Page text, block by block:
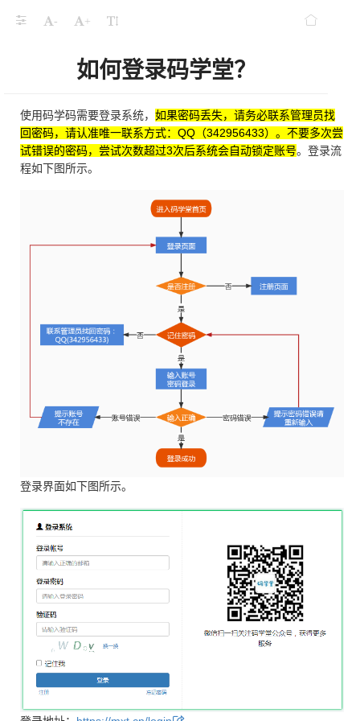
- +
如何登录码学堂？
使用码学码需要登录系统， 如果密码丢失，请务必联系管理员找
回密码，请认准唯一联系方式：QQ（342956433）。不要多次尝
试错误的密码，尝试次数超过3次后系统会自动锁定账号。登录流
程如下图所示。
登录界面如下图所示。